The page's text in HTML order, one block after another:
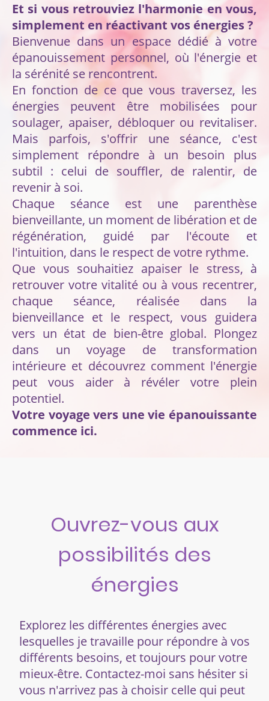
Et si vous retrouviez l'harmonie en vous,
simplement en réactivant vos énergies ?
Bienvenue dans un espace dédié à votre
épanouissement personnel, où l'énergie et
la sérénité se rencontrent.
En fonction de ce que vous traversez, les
énergies peuvent être mobilisées pour
soulager, apaiser, débloquer ou revitaliser.
Mais parfois, s'offrir une séance, c'est
simplement répondre à un besoin plus
subtil : celui de souffler, de ralentir, de
revenir à soi.
Chaque séance est une parenthèse
bienveillante, un moment de libération et de
régénération, guidé par l'écoute et
l'intuition, dans le respect de votre rythme.
Que vous souhaitiez apaiser le stress, à
retrouver votre vitalité ou à vous recentrer,
chaque séance, réalisée dans la
bienveillance et le respect, vous guidera
vers un état de bien-être global. Plongez
dans un voyage de transformation
intérieure et découvrez comment l'énergie
peut vous aider à révéler votre plein
potentiel.
Votre voyage vers une vie épanouissante
commence ici.
Ouvrez-vous aux
possibilités des
énergies
Explorez les différentes énergies avec
lesquelles je travaille pour répondre à vos
différents besoins, et toujours pour votre
mieux-être. Contactez-moi sans hésiter si
vous n'arrivez pas à choisir celle qui peut